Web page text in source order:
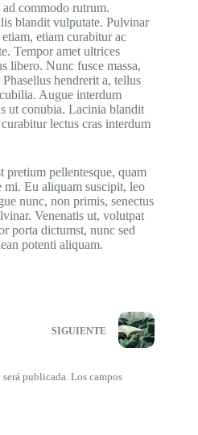
ad commodo rutrum.
blandit vulputate. Pulvinar
etiam curabitur ac
Tempor amet ultrices
libero. Nunc fusce massa,
hendrerit a, tellus
Augue interdum
ut conubia. Lacinia blandit
lectus cras interdum
pretium pellentesque, quam
mi. Eu aliquam suscipit, leo
nunc, non primis, senectus
Venenatis ut, volutpat
porta dictumst, nunc sed
potenti aliquam.
SIGUIENTE
publicada. Los campos